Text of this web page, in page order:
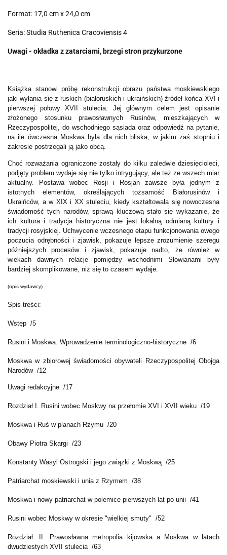
Format: 17,0 cm x 24,0 cm
Seria: Studia Ruthenica Cracoviensis 4
Uwagi - okładka z zatarciami, brzegi stron przykurzone
Książka stanowi próbę rekonstrukcji obrazu państwa moskiewskiego
jaki wyłania się z ruskich (białoruskich i ukraińskich) źródeł końca XVI i
pierwszej połowy XVII stulecia. Jej głównym celem jest opisanie
złożonego stosunku prawosławnych Rusinów, mieszkających w
Rzeczypospolitej, do wschodniego sąsiada oraz odpowiedź na pytanie,
na ile ówczesna Moskwa była dla nich bliska, w jakim zaś stopniu i
zakresie postrzegali ją jako obcą.
Choć rozważania ograniczone zostały do kilku zaledwie dziesięcioleci,
podjęty problem wydaje się nie tylko intrygujący, ale też ze wszech miar
aktualny. Postawa wobec Rosji i Rosjan zawsze była jednym z
istotnych elementów, określających tożsamość Białorusinów i
Ukraińców, a w XIX i XX stuleciu, kiedy kształtowała się nowoczesna
świadomość tych narodów, sprawą kluczową stało się wykazanie, że
ich kultura i tradycja historyczna nie jest lokalną odmianą kultury i
tradycji rosyjskiej. Uchwycenie wczesnego etapu funkcjonowania owego
poczucia odrębności i zjawisk, pokazuje lepsze zrozumienie szeregu
późniejszych procesów i zjawisk, pokazuje nadto, że również w
wiekach dawnych relacje pomiędzy wschodnimi Słowianami były
bardziej skomplikowane, niż się to czasem wydaje.
(opis wydawcy)
Spis treści:
Wstęp /5
Rusini i Moskwa. Wprowadzenie terminologiczno-historyczne /6
Moskwa w zbiorowej świadomości obywateli Rzeczypospolitej Obojga
Narodów /12
Uwagi redakcyjne /17
Rozdział I. Rusini wobec Moskwy na przełomie XVI i XVII wieku /19
Moskwa i Ruś w planach Rzymu /20
Obawy Piotra Skargi /23
Konstanty Wasyl Ostrogski i jego związki z Moskwą /25
Patriarchat moskiewski i unia z Rzymem /38
Moskwa i nowy patriarchat w polemice pierwszych lat po unii /41
Rusini wobec Moskwy w okresie "wielkiej smuty" /52
Rozdział. II. Prawosławna metropolia kijowska a Moskwa w latach
dwudziestych XVII stulecia /63